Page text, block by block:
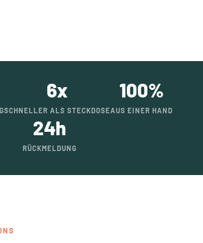
6x
SCHNELLER ALS STECKDOSE
100%
AUS EINER HAND
24h
RÜCKMELDUNG